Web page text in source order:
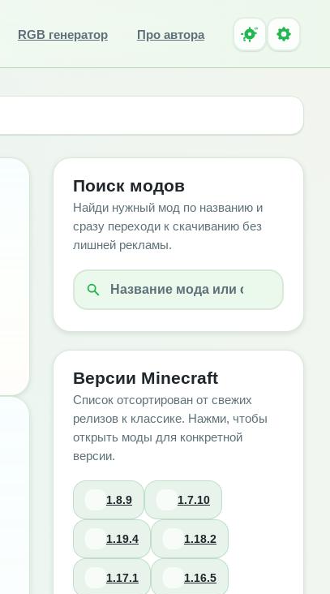
RGB генератор Про автора
Поиск модов
Найди нужный мод по названию и
сразу переходи к скачиванию без
лишней рекламы.
Версии Minecraft
Список отсортирован от свежих
релизов к классике. Нажми, чтобы
открыть моды для конкретной
версии.
1.8.9 1.7.10
1.19.4 1.18.2
1.17.1 1.16.5